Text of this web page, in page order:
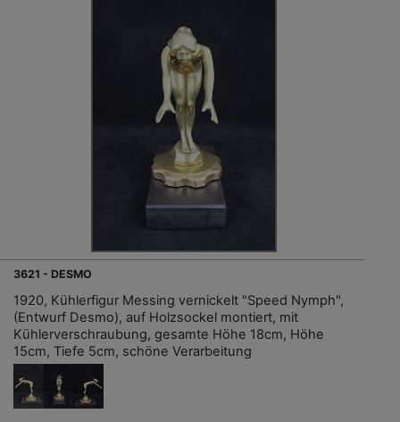
3621 - DESMO
1920, Kühlerfigur Messing vernickelt "Speed Nymph",
(Entwurf Desmo), auf Holzsockel montiert, mit
Kühlerverschraubung, gesamte Höhe 18cm, Höhe
15cm, Tiefe 5cm, schöne Verarbeitung